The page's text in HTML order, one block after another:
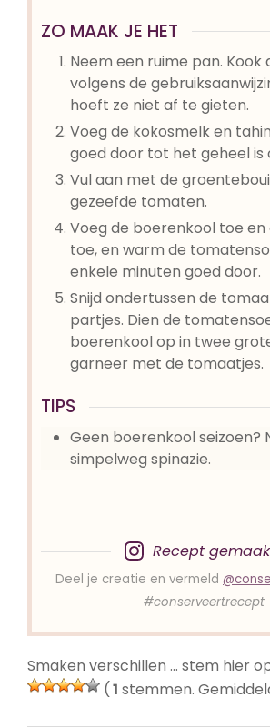
ZO MAAK JE HET
Neem een ruime pan. Kook
volgens de
hoeft ze niet af te gieten.
Voeg de kokosmelk en
goed door tot het geheel is
Vul aan met de
gezeefde tomaten.
Voeg de boerenkool toe en
toe, en warm de
enkele minuten goed door.
Snijd ondertussen de
partjes. Dien de
boerenkool op in twee
garneer met de tomaatjes.
TIPS
Geen boerenkool seizoen?
simpelweg spinazie.
Recept
Deel je creatie en vermeld
#conserveertrecept
Smaken verschillen … stem hier
(1 stemmen.